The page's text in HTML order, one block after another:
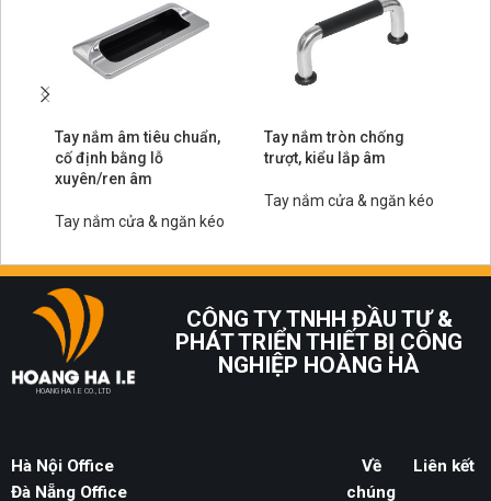
Tay nắm âm tiêu chuẩn,
cố định bằng lỗ
xuyên/ren âm
Tay nắm cửa & ngăn kéo
Tay nắm tròn chống
trượt, kiểu lắp âm
Tay nắm cửa & ngăn kéo
HOANG HA I.E CO., LTD
CÔNG TY TNHH ĐẦU TƯ &
PHÁT TRIỂN THIẾT BỊ CÔNG
NGHIỆP HOÀNG HÀ
Hà Nội Office
Đà Nẵng Office
Về
chúng
Liên kết